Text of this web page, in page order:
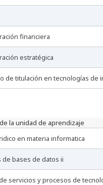
financiera
estratégica
de titulación en tecnologías de
de la unidad de aprendizaje
en materia informatica
de bases de datos ii
de servicios y procesos de